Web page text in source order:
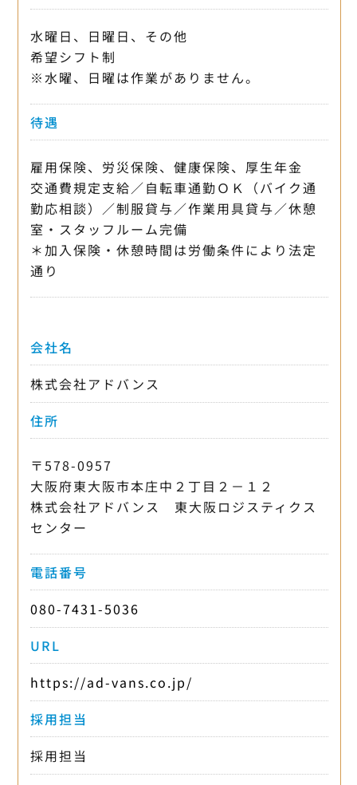
水曜日、日曜日、その他
希望シフト制
※水曜、日曜は作業がありません。
待遇
雇用保険、労災保険、健康保険、厚生年金
交通費規定支給／自転車通勤ＯＫ（バイク通
勤応相談）／制服貸与／作業用具貸与／休憩
室・スタッフルーム完備
＊加入保険・休憩時間は労働条件により法定
通り
会社名
株式会社アドバンス
住所
〒578-0957
大阪府東大阪市本庄中２丁目２－１２
株式会社アドバンス 東大阪ロジスティクス
センター
電話番号
080-7431-5036
URL
https://ad-vans.co.jp/
採用担当
採用担当